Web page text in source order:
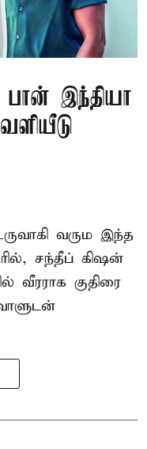
பான் இந்தியா
வரும இந்த
சந்தீப் கிஷன்
வீரராக குதிரை